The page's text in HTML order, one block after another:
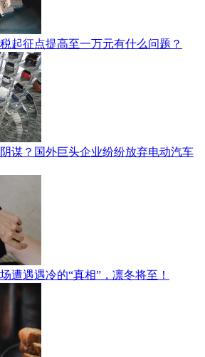
起征点提高至一万元有什么问题？
谋？国外巨头企业纷纷放弃电动汽车
遭遇遇冷的“真相”，凛冬将至！